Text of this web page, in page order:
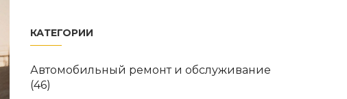
КАТЕГОРИИ
Автомобильный ремонт и обслуживание
(46)